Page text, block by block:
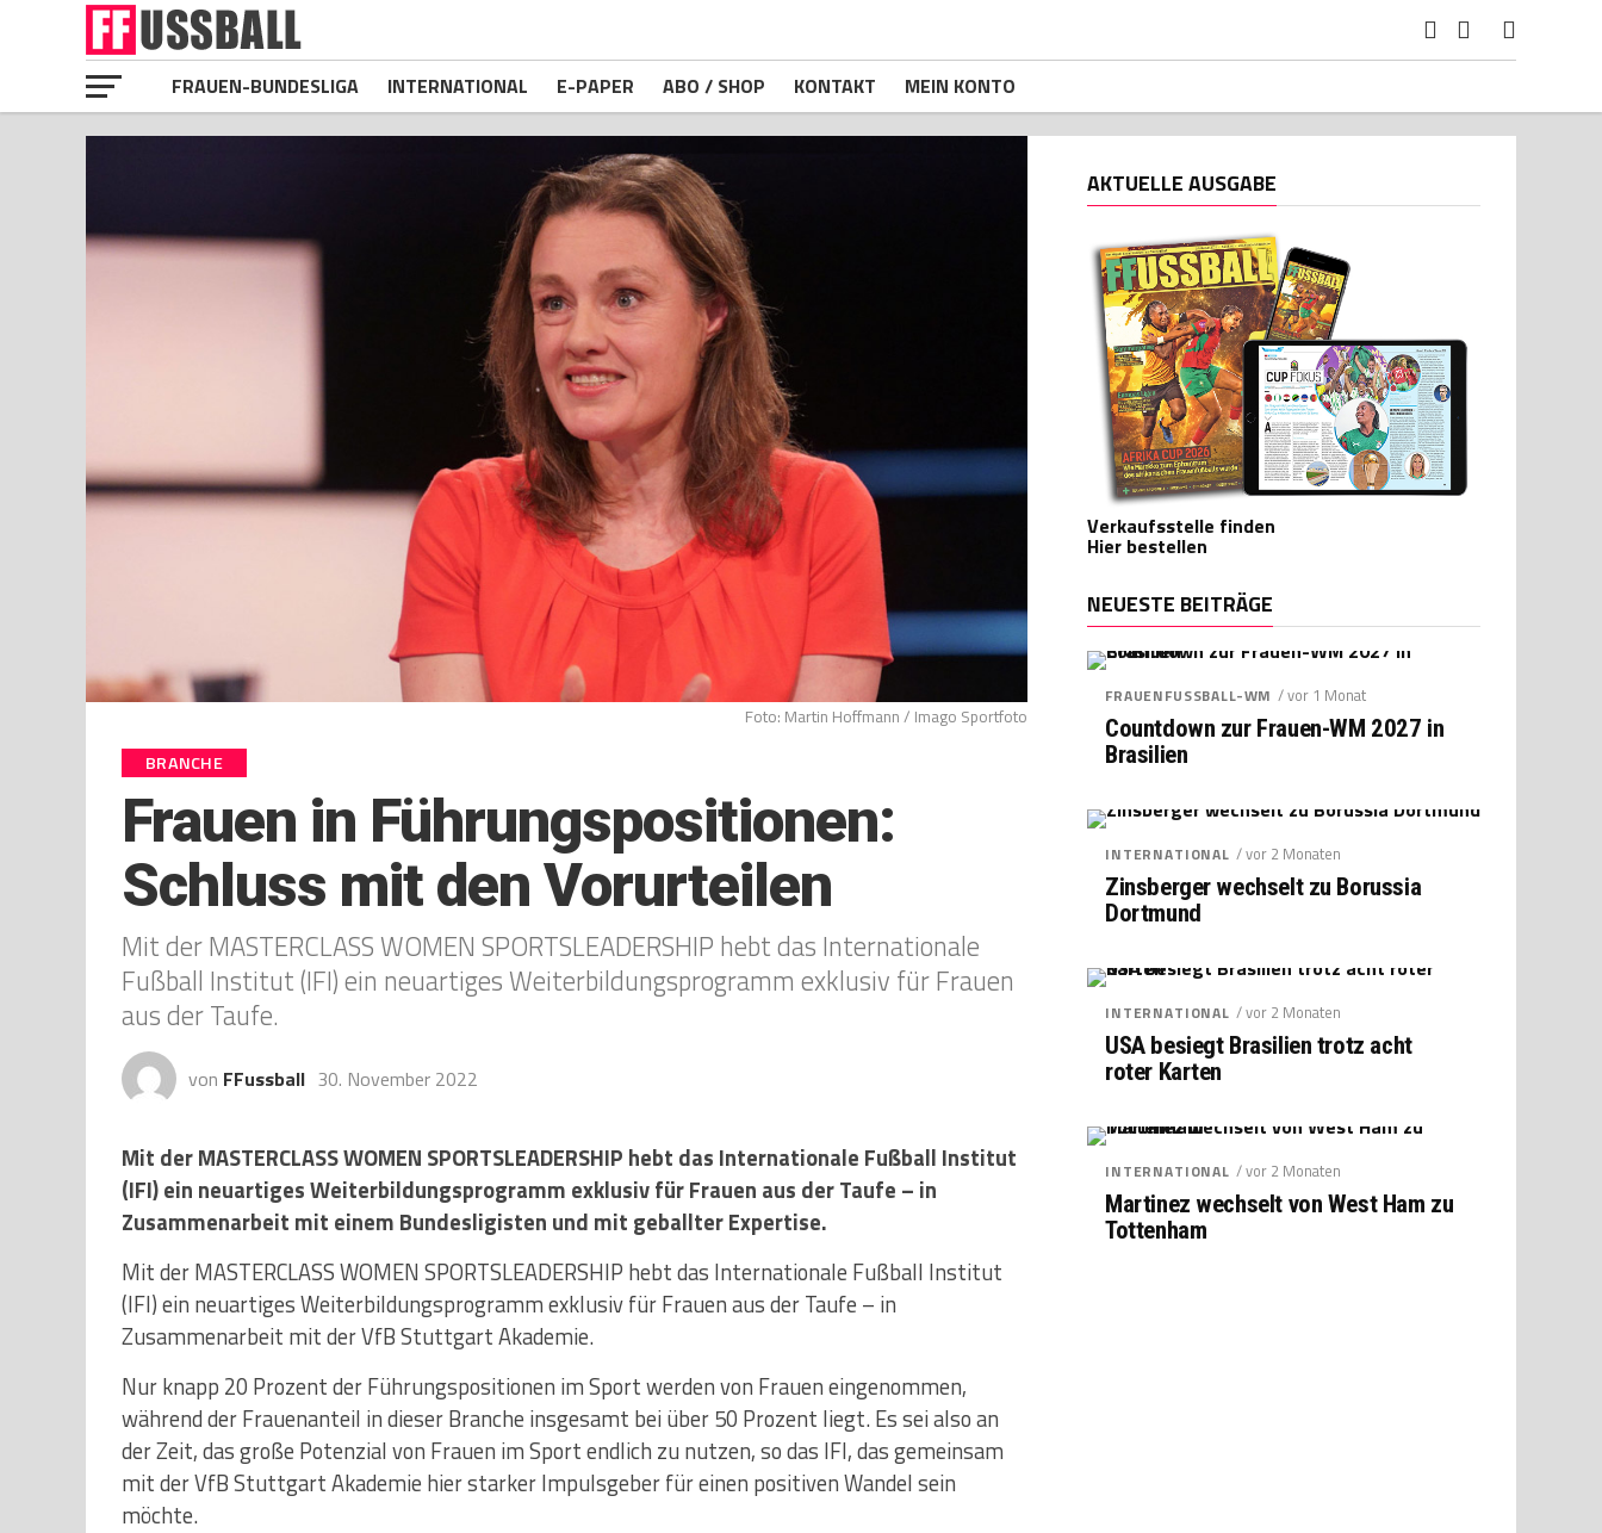
FRAUEN-BUNDESLIGA INTERNATIONAL E-PAPER ABO / SHOP KONTAKT MEIN KONTO
Foto: Martin Hoffmann / Imago Sportfoto
BRANCHE
Frauen in Führungspositionen:
Schluss mit den Vorurteilen
Mit der MASTERCLASS WOMEN SPORTSLEADERSHIP hebt das Internationale
Fußball Institut (IFI) ein neuartiges Weiterbildungsprogramm exklusiv für Frauen
aus der Taufe.
von FFussball 30. November 2022
Mit der MASTERCLASS WOMEN SPORTSLEADERSHIP hebt das Internationale Fußball Institut
(IFI) ein neuartiges Weiterbildungsprogramm exklusiv für Frauen aus der Taufe – in
Zusammenarbeit mit einem Bundesligisten und mit geballter Expertise.
Mit der MASTERCLASS WOMEN SPORTSLEADERSHIP hebt das Internationale Fußball Institut
(IFI) ein neuartiges Weiterbildungsprogramm exklusiv für Frauen aus der Taufe – in
Zusammenarbeit mit der VfB Stuttgart Akademie.
Nur knapp 20 Prozent der Führungspositionen im Sport werden von Frauen eingenommen,
während der Frauenanteil in dieser Branche insgesamt bei über 50 Prozent liegt. Es sei also an
der Zeit, das große Potenzial von Frauen im Sport endlich zu nutzen, so das IFI, das gemeinsam
mit der VfB Stuttgart Akademie hier starker Impulsgeber für einen positiven Wandel sein
möchte.
AKTUELLE AUSGABE
Verkaufsstelle finden
Hier bestellen
NEUESTE BEITRÄGE
FRAUENFUSSBALL-WM / vor 1 Monat
Countdown zur Frauen-WM 2027 in
Brasilien
INTERNATIONAL / vor 2 Monaten
Zinsberger wechselt zu Borussia
Dortmund
INTERNATIONAL / vor 2 Monaten
USA besiegt Brasilien trotz acht
roter Karten
INTERNATIONAL / vor 2 Monaten
Martinez wechselt von West Ham zu
Tottenham